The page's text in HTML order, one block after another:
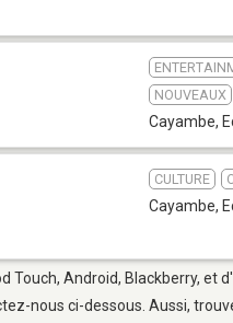
NOUVEAUX
Cayambe,
CULTURE
Cayambe,
Touch, Android, Blackberry,
nous ci-dessous. Aussi,